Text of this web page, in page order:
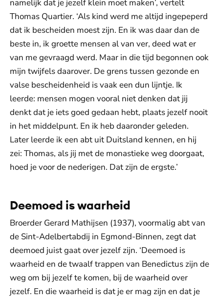
namelijk dat je jezelf klein moet maken’, vertelt
Thomas Quartier. ‘Als kind werd me altijd ingepeperd
dat ik bescheiden moest zijn. En ik was daar dan de
beste in, ik groette mensen al van ver, deed wat er
van me gevraagd werd. Maar in die tijd begonnen ook
mijn twijfels daarover. De grens tussen gezonde en
valse bescheidenheid is vaak een dun lijntje. Ik
leerde: mensen mogen vooral niet denken dat jij
denkt dat je iets goed gedaan hebt, plaats jezelf nooit
in het middelpunt. En ik heb daaronder geleden.
Later leerde ik een abt uit Duitsland kennen, en hij
zei: Thomas, als jij met de monastieke weg doorgaat,
hoed je voor de nederigen. Dat zijn de ergste.’
Deemoed is waarheid
Broerder Gerard Mathijsen (1937), voormalig abt van
de Sint-Adelbertabdij in Egmond-Binnen, zegt dat
deemoed juist gaat over jezelf zijn. ‘Deemoed is
waarheid en de twaalf trappen van Benedictus zijn de
weg om bij jezelf te komen, bij de waarheid over
jezelf. En die waarheid is dat je er mag zijn en dat je